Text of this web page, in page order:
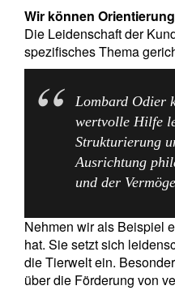
Wir können
Die Leidenschaft der
spezifisches Thema
Lombard Odier
wertvolle Hilfe
Strukturierung
Ausrichtung
und der
Nehmen wir als Beispiel
hat. Sie setzt sich
die Tierwelt ein.
über die Förderung von